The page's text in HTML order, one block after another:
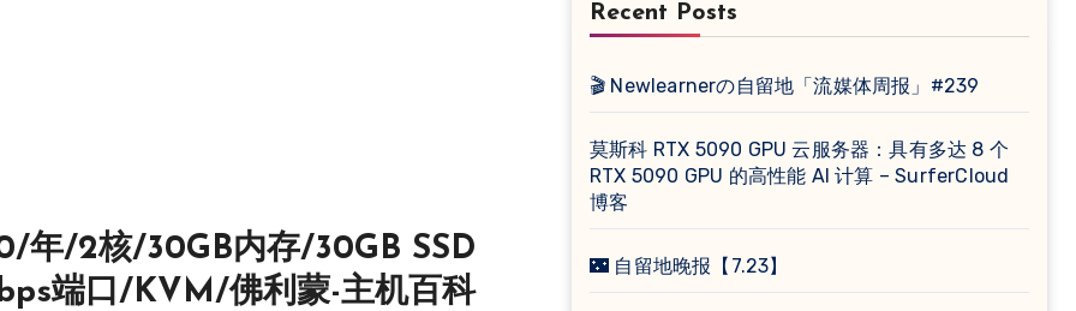
年/2核/30GB内存/30GB SSD
端口/KVM/佛利蒙-主机百科
Recent Posts
🎬 Newlearnerの自留地「流媒体周报」#239
莫斯科 RTX 5090 GPU 云服务器：具有多达 8 个
RTX 5090 GPU 的高性能 AI 计算 – SurferCloud
博客
🌃 自留地晚报【7.23】